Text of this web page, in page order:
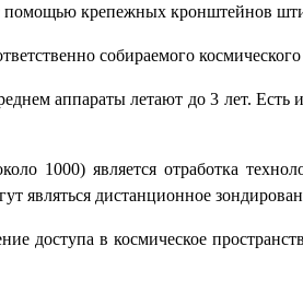
помощью крепежных кронштейнов
собираемого
аппараты летают до 3 лет.
1000) является отработка
являться дистанционное
доступа в космическое